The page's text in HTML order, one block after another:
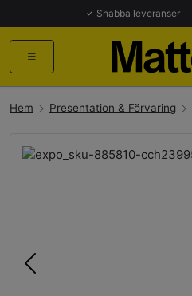
Snabba leveranser
Hem Presentation & Förvaring
Föregående